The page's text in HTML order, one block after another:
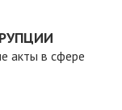
акты в сфере